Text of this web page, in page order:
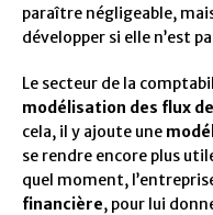
paraître négligeable,
développer si elle n’est
Le secteur de la
modélisation des flux
cela, il y ajoute une
se rendre encore plus
quel moment,
financière, pour lui